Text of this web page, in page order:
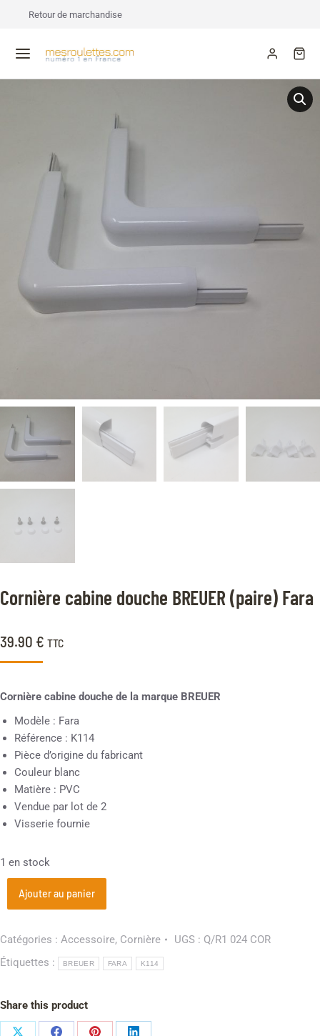
Retour de marchandise
Cornière cabine douche BREUER (paire) Fara
39.90 € TTC
Cornière cabine douche de la marque BREUER
Modèle : Fara
Référence : K114
Pièce d’origine du fabricant
Couleur blanc
Matière : PVC
Vendue par lot de 2
Visserie fournie
1 en stock
Ajouter au panier
Catégories : Accessoire, Cornière UGS : Q/R1 024 COR
Étiquettes :
BREUER FARA K114
Share this product